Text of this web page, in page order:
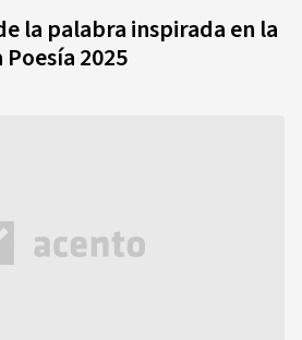
la palabra inspirada en la
Poesía 2025